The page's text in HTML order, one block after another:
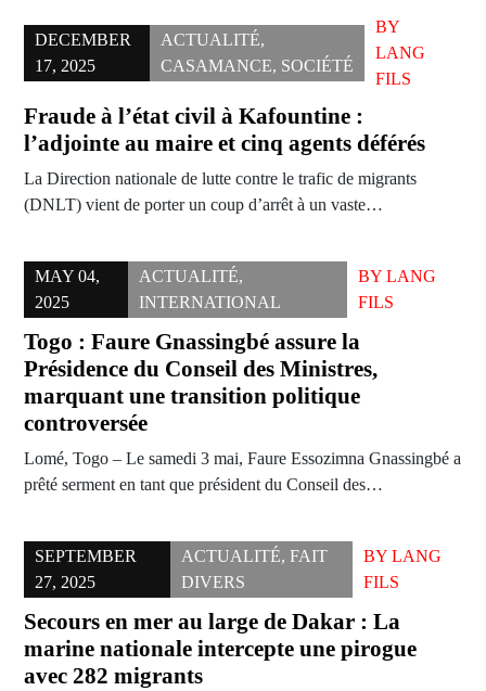
DECEMBER
17, 2025
ACTUALITÉ,
CASAMANCE, SOCIÉTÉ
BY
LANG
FILS
Fraude à l’état civil à Kafountine :
l’adjointe au maire et cinq agents déférés
La Direction nationale de lutte contre le trafic de migrants
(DNLT) vient de porter un coup d’arrêt à un vaste…
MAY 04,
2025
ACTUALITÉ,
INTERNATIONAL
BY LANG
FILS
Togo : Faure Gnassingbé assure la
Présidence du Conseil des Ministres,
marquant une transition politique
controversée
Lomé, Togo – Le samedi 3 mai, Faure Essozimna Gnassingbé a
prêté serment en tant que président du Conseil des…
SEPTEMBER
27, 2025
ACTUALITÉ, FAIT
DIVERS
BY LANG
FILS
Secours en mer au large de Dakar : La
marine nationale intercepte une pirogue
avec 282 migrants